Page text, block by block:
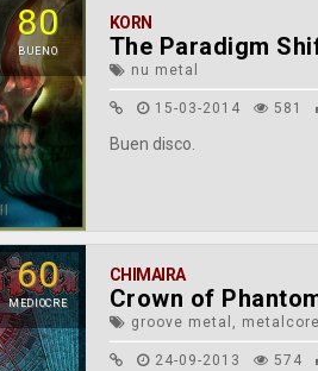
80
BUENO
KORN
The Paradigm
nu metal
15-03-2014 581
Buen disco.
60
MEDIOCRE
CHIMAIRA
Crown of
groove metal, metalcore
24-09-2013 574